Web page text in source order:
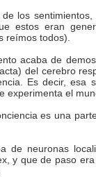
los
estos eran
reímos todos).
acaba de
del cerebro
Es decir, esa
experimenta el
es una
de neuronas
y que de paso